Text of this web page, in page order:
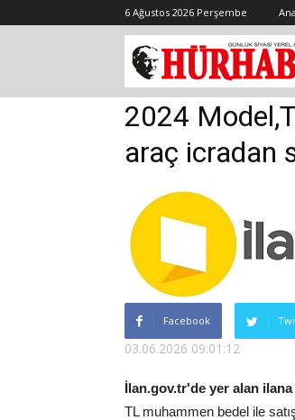
6 Ağustos 2026 Perşembe
2024
araç icradan
Facebook
03.06.2026 09:01:12
İlan.gov.tr'de yer alan
TL muhammen bedel ile